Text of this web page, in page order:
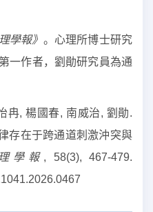
學報》 。心理所博士研究
一作者，劉勛研究員為通
冉, 楊國春, 南威治, 劉勛.
存在于跨通道刺激沖突與
學報 , 58(3), 467-479.